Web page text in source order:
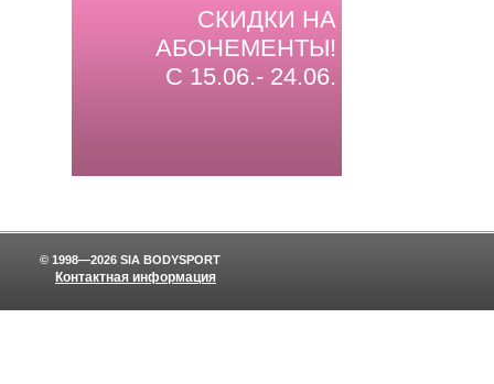
СКИДКИ НА
АБОНЕМЕНТЫ!
С 15.06.- 24.06.
Контактная информация
© 1998—2026 SIA BODYSPORT